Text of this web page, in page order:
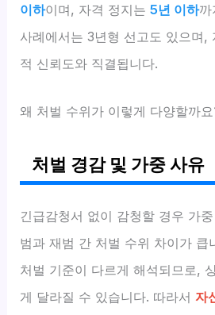
이하이며, 자격 정지는5년 이하까
사례에서는 3년형 선고도 있으며,
적 신뢰도와 직결됩니다.
왜 처벌 수위가 이렇게 다양할까
처벌 경감 및 가중 사유
긴급감청서 없이 감청할 경우 가
범과 재범 간 처벌 수위 차이가 큽
처벌 기준이 다르게 해석되므로,
게 달라질 수 있습니다. 따라서자